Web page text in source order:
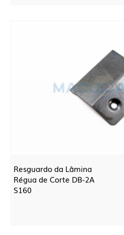
Resguardo da Lâmina
Régua de Corte DB-2A
S160